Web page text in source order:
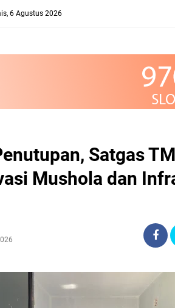
6 Agustus 2026
Satgas
Mushola dan